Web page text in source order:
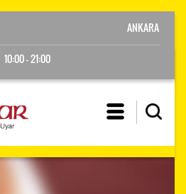
10:00 - 21:00
ANKARA